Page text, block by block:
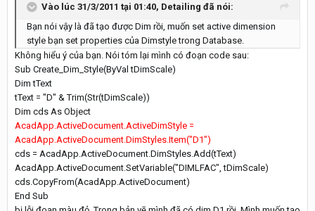
Vào lúc 31/3/2011 tại 01:40, Detailing đã nói:
Bạn nói vậy là đã tạo được Dim rồi, muốn set active dimension
style bạn set properties của Dimstyle trong Database.
Không hiểu ý của bạn. Nói tóm lại mình có đoạn code sau:
Sub Create_Dim_Style(ByVal tDimScale)
Dim tText
tText = "D" & Trim(Str(tDimScale))
Dim cds As Object
AcadApp.ActiveDocument.ActiveDimStyle =
AcadApp.ActiveDocument.DimStyles.Item("D1")
cds = AcadApp.ActiveDocument.DimStyles.Add(tText)
AcadApp.ActiveDocument.SetVariable("DIMLFAC", tDimScale)
cds.CopyFrom(AcadApp.ActiveDocument)
End Sub